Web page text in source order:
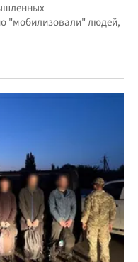
"мобилизовали" людей,